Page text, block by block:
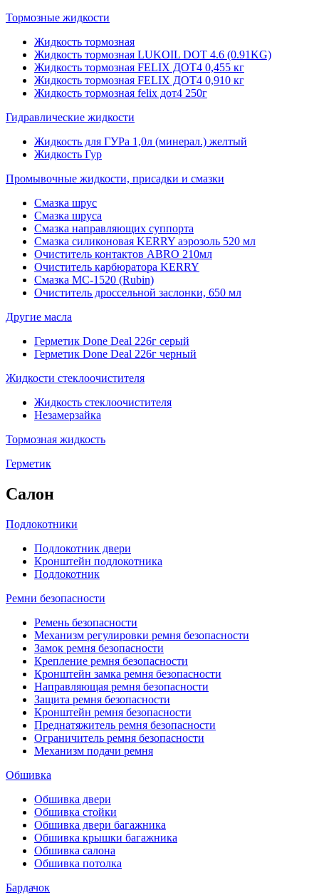
Тормозные жидкости
Жидкость тормозная
Жидкость тормозная LUKOIL DOT 4.6 (0.91KG)
Жидкость тормозная FELIX ДОТ4 0,455 кг
Жидкость тормозная FELIX ДОТ4 0,910 кг
Жидкость тормозная felix дот4 250г
Гидравлические жидкости
Жидкость для ГУРа 1,0л (минерал.) желтый
Жидкость Гур
Промывочные жидкости, присадки и смазки
Смазка шрус
Смазка шруса
Смазка направляющих суппорта
Смазка силиконовая KERRY аэрозоль 520 мл
Очиститель контактов ABRO 210мл
Очиститель карбюратора KERRY
Смазка МС-1520 (Rubin)
Очиститель дроссельной заслонки, 650 мл
Другие масла
Герметик Done Deal 226г серый
Герметик Done Deal 226г черный
Жидкости стеклоочистителя
Жидкость стеклоочистителя
Незамерзайка
Тормозная жидкость
Герметик
Салон
Подлокотники
Подлокотник двери
Кронштейн подлокотника
Подлокотник
Ремни безопасности
Ремень безопасности
Механизм регулировки ремня безопасности
Замок ремня безопасности
Крепление ремня безопасности
Кронштейн замка ремня безопасности
Направляющая ремня безопасности
Защита ремня безопасности
Кронштейн ремня безопасности
Преднатяжитель ремня безопасности
Ограничитель ремня безопасности
Механизм подачи ремня
Обшивка
Обшивка двери
Обшивка стойки
Обшивка двери багажника
Обшивка крышки багажника
Обшивка салона
Обшивка потолка
Бардачок